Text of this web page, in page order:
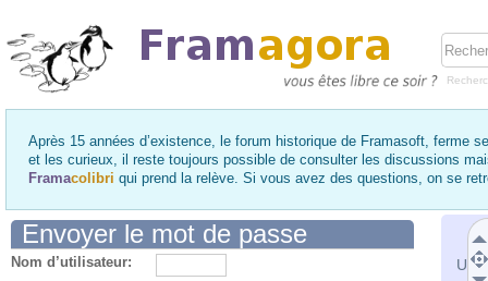
Après 15 années d’existence, le forum historique de Framasoft, ferme
et les curieux, il reste toujours possible de consulter les discussions
Framacolibri qui prend la relève. Si vous avez des questions, on se
Envoyer le mot de passe
Nom d’utilisateur: